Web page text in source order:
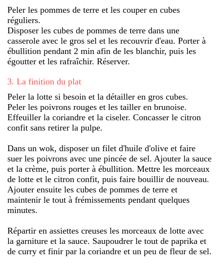
Peler les pommes de terre et les couper en cubes
réguliers.
Disposer les cubes de pommes de terre dans une
casserole avec le gros sel et les recouvrir d'eau. Porter à
ébullition pendant 2 min afin de les blanchir, puis les
égoutter et les rafraîchir. Réserver.
3. La finition du plat
Peler la lotte si besoin et la détailler en gros cubes.
Peler les poivrons rouges et les tailler en brunoise.
Effeuiller la coriandre et la ciseler. Concasser le citron
confit sans retirer la pulpe.
Dans un wok, disposer un filet d'huile d'olive et faire
suer les poivrons avec une pincée de sel. Ajouter la sauce
et la crème, puis porter à ébullition. Mettre les morceaux
de lotte et le citron confit, puis faire bouillir de nouveau.
Ajouter ensuite les cubes de pommes de terre et
maintenir le tout à frémissements pendant quelques
minutes.
Répartir en assiettes creuses les morceaux de lotte avec
la garniture et la sauce. Saupoudrer le tout de paprika et
de curry et finir par la coriandre et un peu de fleur de sel.